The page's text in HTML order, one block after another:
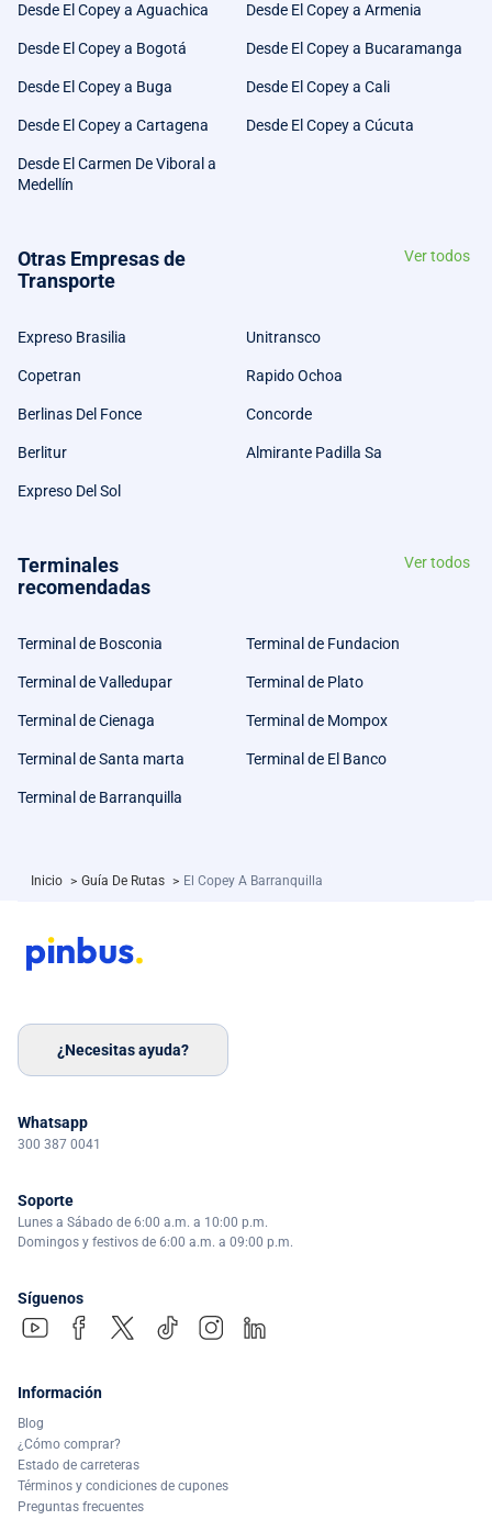
Desde El Copey a Aguachica Desde El Copey a Armenia
Desde El Copey a Bogotá Desde El Copey a Bucaramanga
Desde El Copey a Buga Desde El Copey a Cali
Desde El Copey a Cartagena Desde El Copey a Cúcuta
Desde El Carmen De Viboral a
Medellín
Otras Empresas de
Transporte
Ver todos
Expreso Brasilia Unitransco
Copetran Rapido Ochoa
Berlinas Del Fonce Concorde
Berlitur Almirante Padilla Sa
Expreso Del Sol
Terminales
recomendadas
Ver todos
Terminal de Bosconia Terminal de Fundacion
Terminal de Valledupar Terminal de Plato
Terminal de Cienaga Terminal de Mompox
Terminal de Santa marta Terminal de El Banco
Terminal de Barranquilla
Inicio > Guía De Rutas > El Copey A Barranquilla
¿Necesitas ayuda?
Whatsapp
300 387 0041
Soporte
Lunes a Sábado de 6:00 a.m. a 10:00 p.m.
Domingos y festivos de 6:00 a.m. a 09:00 p.m.
Síguenos
Información
Blog
¿Cómo comprar?
Estado de carreteras
Términos y condiciones de cupones
Preguntas frecuentes